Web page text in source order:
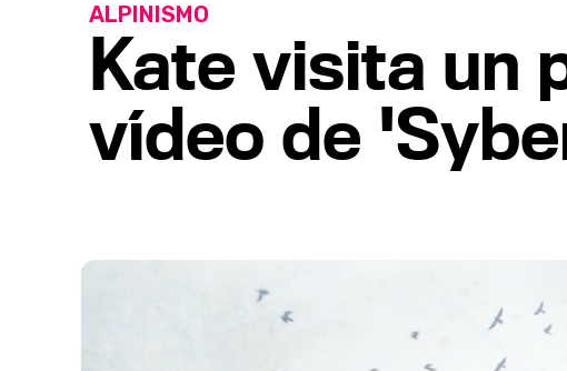
Kate visita un
vídeo de
ALPINISMO